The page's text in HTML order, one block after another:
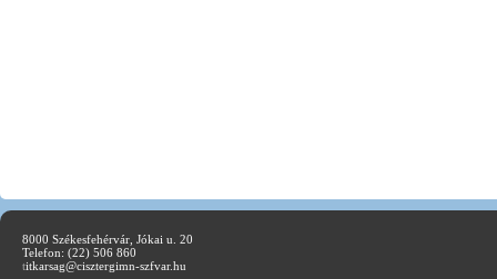
8000 Székesfehérvár, Jókai u. 20
Telefon: (22) 506 860
titkarsag@cisztergimn-szfvar.hu